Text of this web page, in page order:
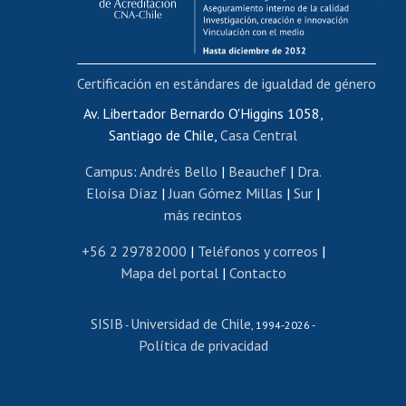
Funcionarias/os
Cursos internos de capacitación
Bienestar del personal
Portal de movilidad interna
Certificado de renta
Certificado de renta honorarios
Editar páginas blancas
Extranjeras/os
Revalidación y reconocimiento de títulos
Postulación al Programa de Movilidad Estudiantil
Cursos de español
Av. Libertador Bernardo O'Higgins 1058,
Santiago de Chile, Casa Central
Campus: Andrés Bello | Beauchef| Dra.
Eloísa Díaz | Juan Gómez Millas | Sur |
más recintos
+56 2 29782000 | Teléfonos y correos |
Mapa del portal| Contacto
SISIB - Universidad de Chile , 1994-2026 -
Política de privacidad
Certificación en estándares de igualdad de género